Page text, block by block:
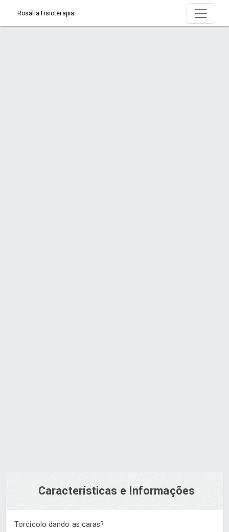
Rosália Fisioterapia
Características e Informações
Torcicolo dando as caras?